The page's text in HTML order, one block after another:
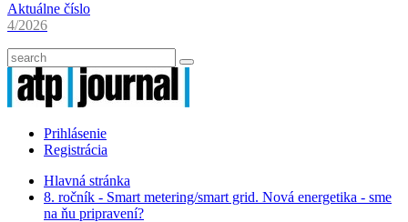
Aktuálne číslo
4/2026
Prihlásenie
Registrácia
Hlavná stránka
8. ročník - Smart metering/smart grid. Nová energetika - sme
na ňu pripravení?